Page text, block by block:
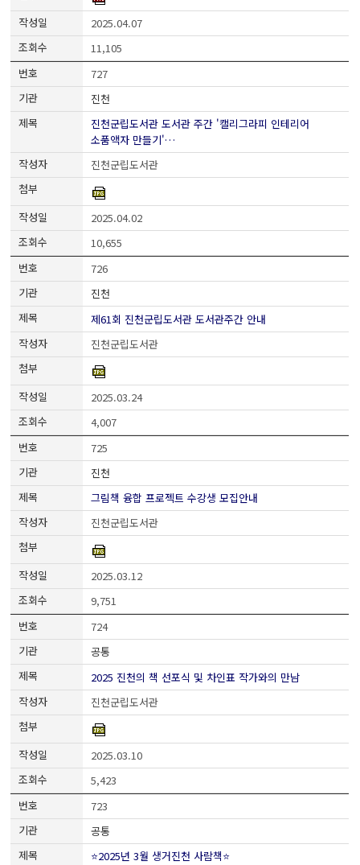
2025.04.07
11,105
727
진천
진천군립도서관 도서관 주간 '캘리그라피 인테리어
소품액자 만들기'…
진천군립도서관
2025.04.02
10,655
726
진천
제61회 진천군립도서관 도서관주간 안내
진천군립도서관
2025.03.24
4,007
725
진천
그림책 융합 프로젝트 수강생 모집안내
진천군립도서관
2025.03.12
9,751
724
공통
2025 진천의 책 선포식 및 차인표 작가와의 만남
진천군립도서관
2025.03.10
5,423
723
공통
⭐2025년 3월 생거진천 사람책⭐